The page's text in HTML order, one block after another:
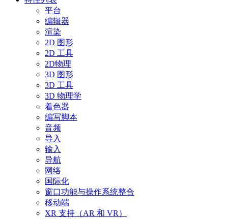
平台
编辑器
渲染
2D 图形
2D 工具
2D物理
3D 图形
3D 工具
3D 物理学
着色器
编写脚本
音频
导入
输入
导航
网络
国际化
窗口功能与操作系统整合
移动端
XR 支持（AR 和 VR）